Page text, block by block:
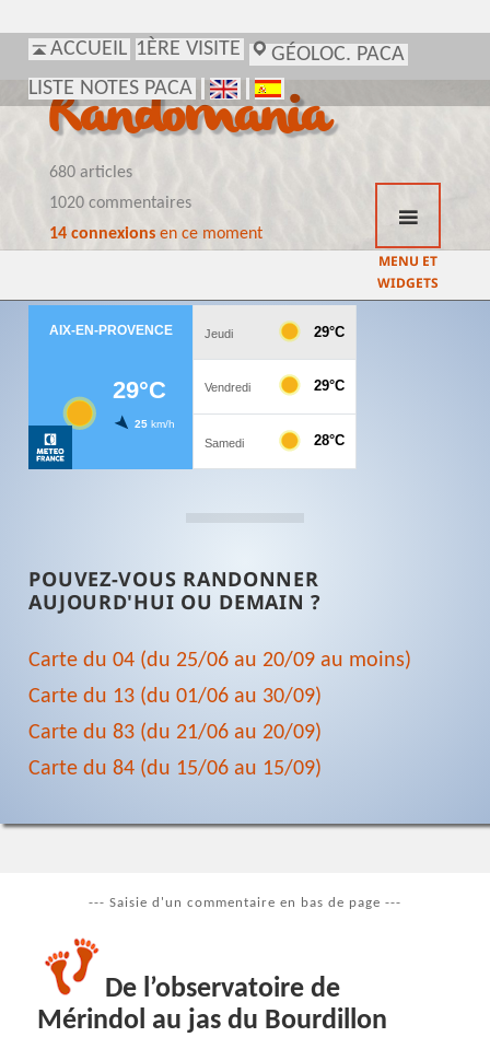
ACCUEIL 1ÈRE VISITE
GÉOLOC. PACA
LISTE NOTES PACA
Randomania
680 articles
1020 commentaires
14 connexionsen ce moment
MENU ET
WIDGETS
POUVEZ-VOUS RANDONNER
AUJOURD'HUI OU DEMAIN ?
Carte du 04 (du 25/06 au 20/09 au moins)
Carte du 13 (du 01/06 au 30/09)
Carte du 83 (du 21/06 au 20/09)
Carte du 84 (du 15/06 au 15/09)
--- Saisie d'un commentaire en bas de page ---
De l’observatoire de
Mérindol au jas du Bourdillon